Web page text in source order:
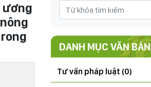
ương
DANH MỤC VĂN BẢN
Tư vấn pháp luật (0)